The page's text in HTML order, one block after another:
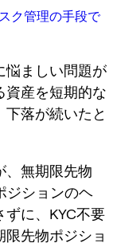
ク管理の手段で
悩ましい問題が
資産を短期的な
落が続いたと
、無期限先物
ジションのヘ
ずに、KYC不要
先物ポジショ